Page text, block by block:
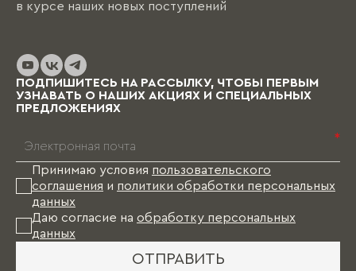
в курсе наших новых поступлений
ПОДПИШИТЕСЬ НА РАССЫЛКУ, ЧТОБЫ ПЕРВЫМ
УЗНАВАТЬ О НАШИХ АКЦИЯХ И СПЕЦИАЛЬНЫХ
ПРЕДЛОЖЕНИЯХ
*
Принимаю условия пользовательского
соглашения и политики обработки персональных
данных
Даю согласие на обработку персональных
данных
ОТПРАВИТЬ